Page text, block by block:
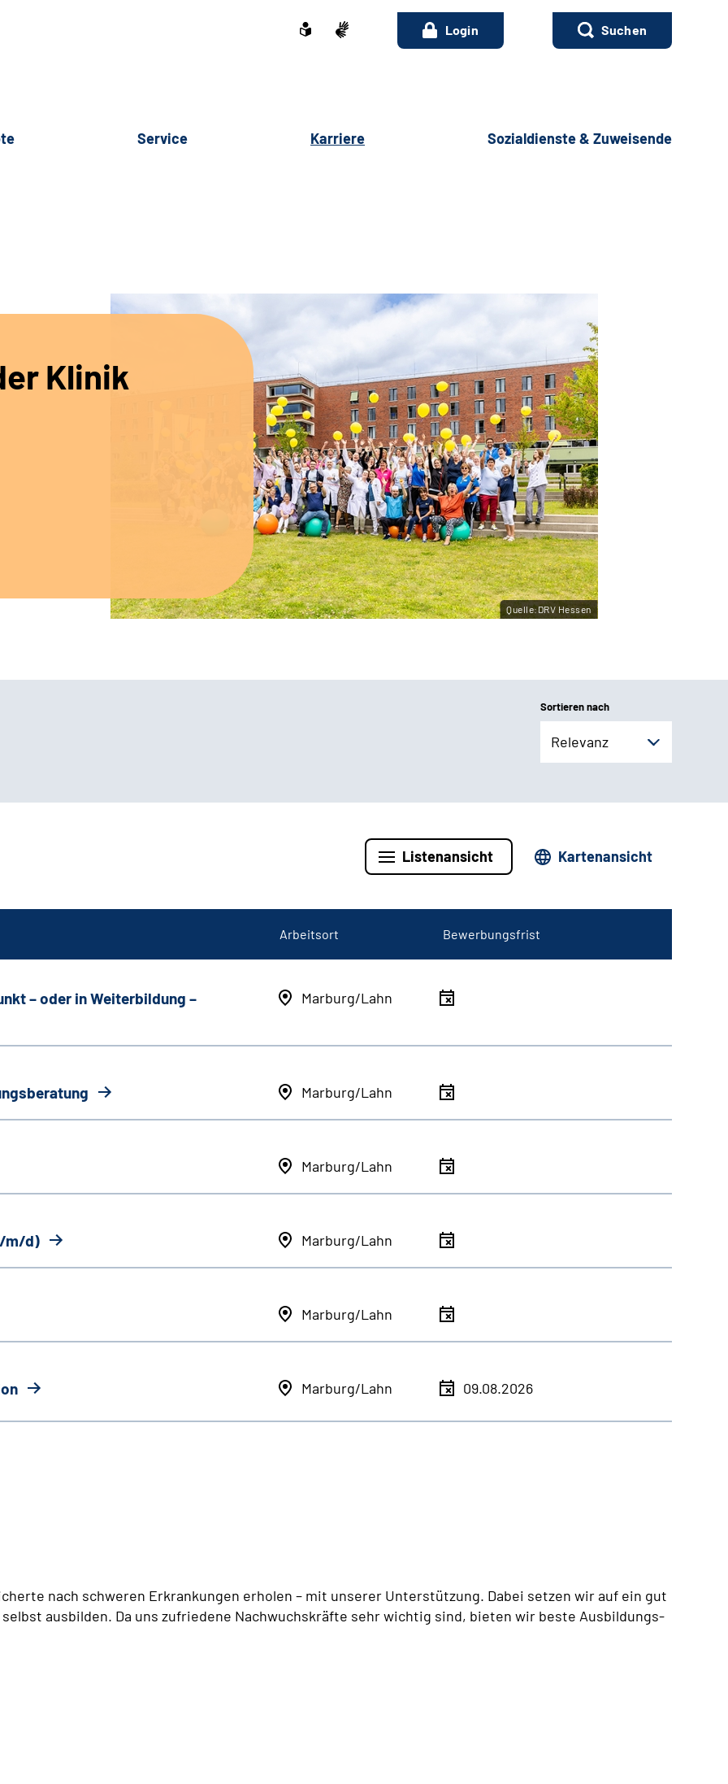
Login Suchen
Service Karriere Sozialdienste & Zuweisende
Klinik
Quelle:DRV Hessen
Sortieren nach
Relevanz
Listenansicht Kartenansicht
Arbeitsort Bewerbungsfrist
–oder in Weiterbildung –
Marburg/Lahn
Marburg/Lahn
Marburg/Lahn
m/d) Marburg/Lahn
Marburg/Lahn
Marburg/Lahn 09.08.2026
nach schweren Erkrankungen erholen – mit unserer Unterstützung. Dabei setzen wir auf ein gut
ausbilden. Da uns zufriedene Nachwuchskräfte sehr wichtig sind, bieten wir beste Ausbildungs-